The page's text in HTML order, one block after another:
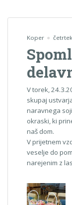
Koper
V torek,
skupaj
naravnega
okraski, ki
naš dom.
V prijetnem
veselje do
narejenim z